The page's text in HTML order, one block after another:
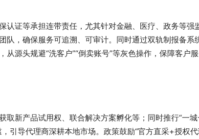
认证等承担连带责任，尤其针对金融、医疗、政务等强
队，确保服务可追溯、可审计。同时通过双轨制报备系
源头规避“洗客户”“倒卖账号”等灰色操作，保障客户
新产品试用权、联合解决方案孵化等；同时推行“一城
引导代理商深耕本地市场。政策鼓励“官方直采+授权代